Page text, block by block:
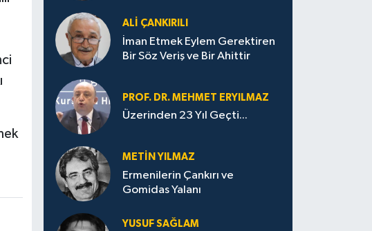
ALI ÇANKIRILI
İman Etmek Eylem Gerektiren
Bir Söz Veriş ve Bir Ahittir
PROF. DR. MEHMET ERYILMAZ
Üzerinden 23 Yıl Geçti...
METIN YILMAZ
Ermenilerin Çankırı ve
Gomidas Yalanı
YUSUF SAĞLAM